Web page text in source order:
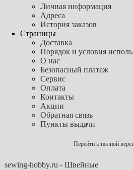
Личная информация
Адреса
История заказов
Страницы
Доставка
Порядок и условия
О нас
Безопасный платеж
Сервис
Оплата
Контакты
Акции
Обратная связь
Пункты выдачи
Перейти к полной
sewing-hobby.ru - Швейные